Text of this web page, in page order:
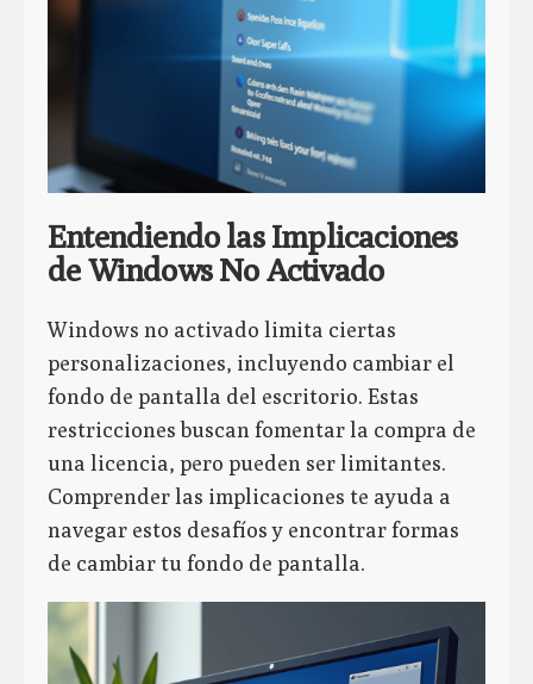
Entendiendo las Implicaciones
de Windows No Activado
Windows no activado limita ciertas
personalizaciones, incluyendo cambiar el
fondo de pantalla del escritorio. Estas
restricciones buscan fomentar la compra de
una licencia, pero pueden ser limitantes.
Comprender las implicaciones te ayuda a
navegar estos desafíos y encontrar formas
de cambiar tu fondo de pantalla.